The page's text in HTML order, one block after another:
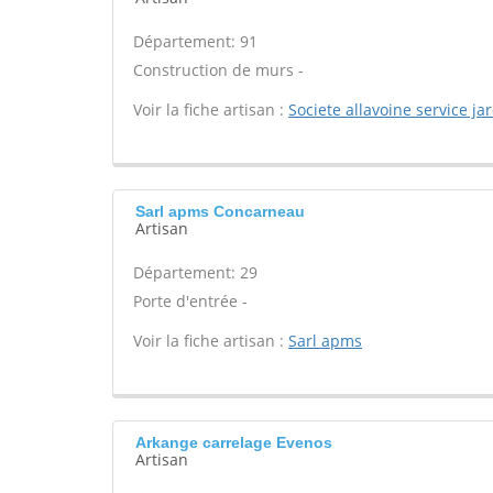
Département: 91
Construction de murs -
Voir la fiche artisan : Societe allavoine service
Sarl apms Concarneau
Artisan
Département: 29
Porte d'entrée -
Voir la fiche artisan : Sarl apms
Arkange carrelage Evenos
Artisan